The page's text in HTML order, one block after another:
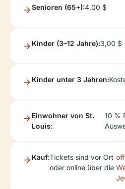
Senioren (65+):4,00 $
Kinder (3–12 Jahre):3,00 $
Kinder unter 3 Jahren:
Einwohner von St.
Louis:
10 %
Kauf:Tickets sind vor Ort
oder online über die